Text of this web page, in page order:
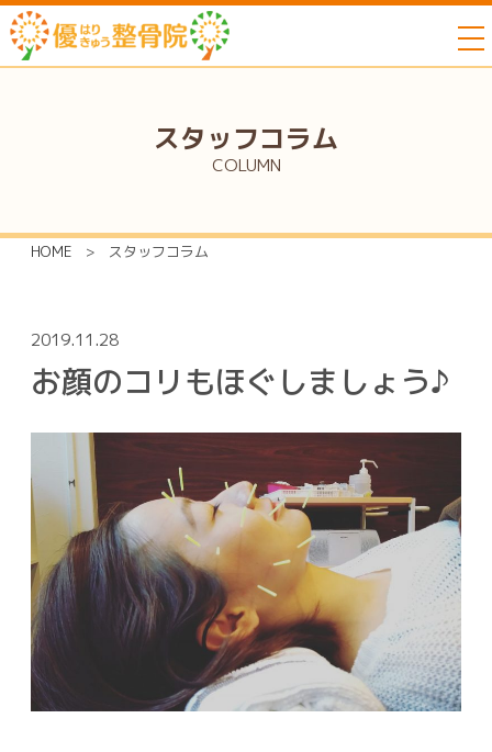
スタッフコラム
COLUMN
HOME > スタッフコラム
2019.11.28
お顔のコリもほぐしましょう♪